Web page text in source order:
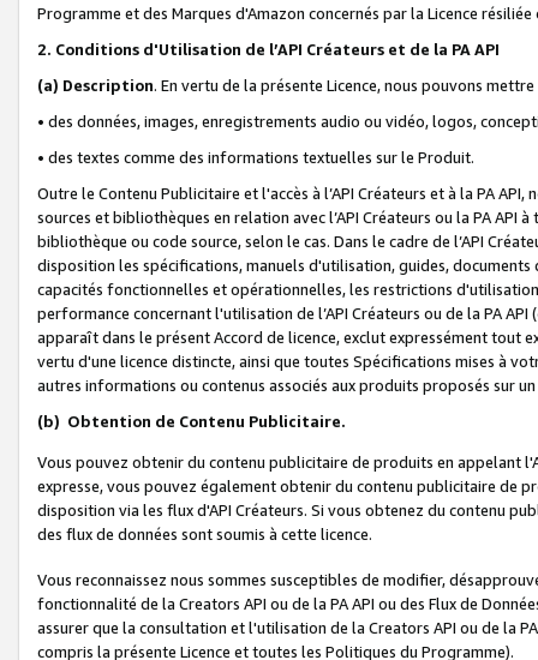
Programme et des Marques d'Amazon concernés par la Licence
2. Conditions d'Utilisation de l’API Créateurs et de la PA API
(a) Description. En vertu de la présente Licence, nous pouvons
• des données, images, enregistrements audio ou vidéo, logos,
• des textes comme des informations textuelles sur le Produit.
Outre le Contenu Publicitaire et l'accès à l’API Créateurs et à la PA
sources et bibliothèques en relation avec l’API Créateurs ou la PA
bibliothèque ou code source, selon le cas. Dans le cadre de l’API
disposition les spécifications, manuels d'utilisation, guides,
capacités fonctionnelles et opérationnelles, les restrictions
performance concernant l'utilisation de l’API Créateurs ou de la PA
apparaît dans le présent Accord de licence, exclut expressément tout
vertu d'une licence distincte, ainsi que toutes Spécifications mises à
autres informations ou contenus associés aux produits proposés sur
(b) Obtention de Contenu Publicitaire.
Vous pouvez obtenir du contenu publicitaire de produits en appelant
expresse, vous pouvez également obtenir du contenu publicitaire de
disposition via les flux d'API Créateurs. Si vous obtenez du contenu
des flux de données sont soumis à cette licence.
Vous reconnaissez nous sommes susceptibles de modifier,
fonctionnalité de la Creators API ou de la PA API ou des Flux de
assurer que la consultation et l'utilisation de la Creators API ou de la
compris la présente Licence et toutes les Politiques du Programme).